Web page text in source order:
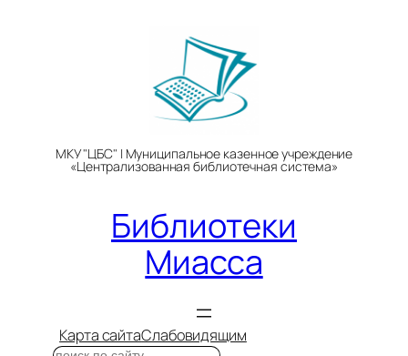
МКУ "ЦБС" | Муниципальное казенное учреждение
«Централизованная библиотечная система»
Библиотеки
Миасса
Карта сайтаСлабовидящим
Поиск